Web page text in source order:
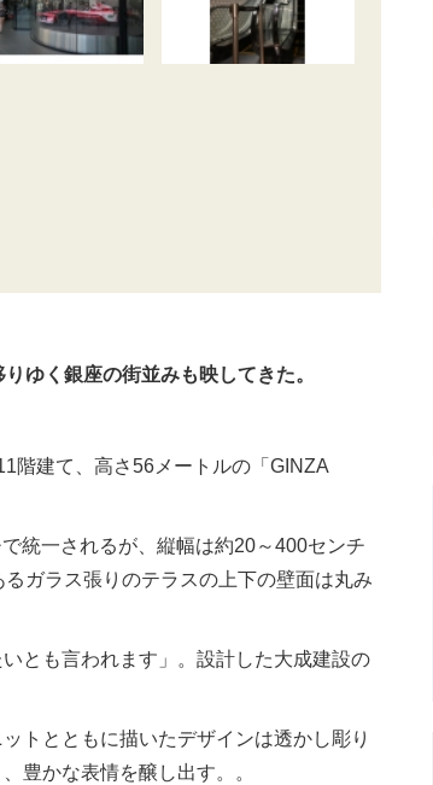
ゆく銀座の街並みも映してきた。
階建て、高さ56メートルの「GINZA
統一されるが、縦幅は約20～400センチ
ガラス張りのテラスの上下の壁面は丸み
とも言われます」。設計した大成建設の
トとともに描いたデザインは透かし彫り
豊かな表情を醸し出す。。